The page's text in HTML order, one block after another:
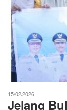
15/02/2026
Jelang